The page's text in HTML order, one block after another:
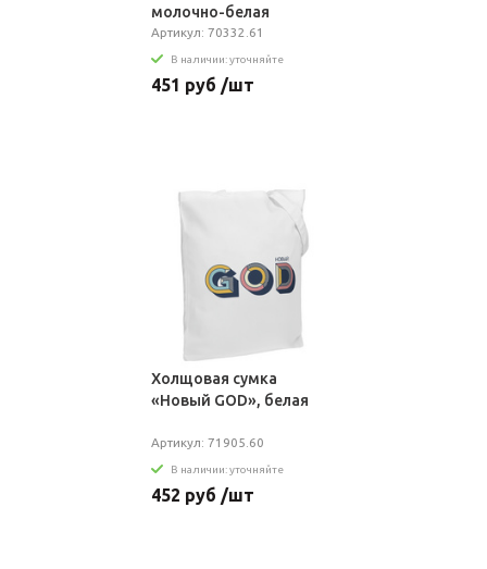
молочно-белая
Артикул: 70332.61
В наличии: уточняйте
451 руб /шт
Холщовая сумка
«Новый GOD», белая
Артикул: 71905.60
В наличии: уточняйте
452 руб /шт